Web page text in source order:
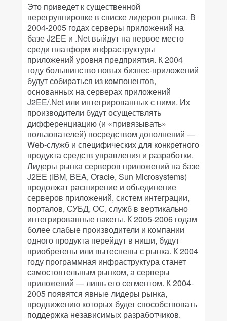
Это приведет к существенной
перегруппировке в списке лидеров рынка. В
2004-2005 годах серверы приложений на
базе J2EE и .Net выйдут на первое место
среди платформ инфраструктуры
приложений уровня предприятия. К 2004
году большинство новых бизнес-приложений
будут собираться из компонентов,
основанных на серверах приложений
J2EE/.Net или интегрированных с ними. Их
производители будут осуществлять
дифференциацию (и «привязывать»
пользователей) посредством дополнений —
Web-служб и специфических для конкретного
продукта средств управления и разработки.
Лидеры рынка серверов приложений на базе
J2EE (IBM, BEA, Oracle, Sun Microsystems)
продолжат расширение и объединение
серверов приложений, систем интеграции,
порталов, СУБД, ОС, служб в вертикально
интегрированные пакеты. К 2005-2006 годам
более слабые производители и компании
одного продукта перейдут в ниши, будут
приобретены или вытеснены с рынка. К 2004
году программная инфраструктура станет
самостоятельным рынком, а серверы
приложений — лишь его сегментом. К 2004-
2005 появятся явные лидеры рынка,
продвижению которых будет способствовать
поддержка независимых разработчиков.